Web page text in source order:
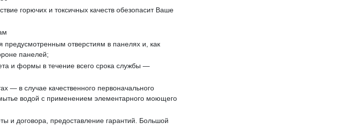
горючих и токсичных качеств обезопасит Ваше
отверстиям в панелях и, как
панелей;
и формы в течение всего срока службы —
— в случае качественного первоначального
водой с применением элементарного моющего
и договора, предоставление гарантий. Большой